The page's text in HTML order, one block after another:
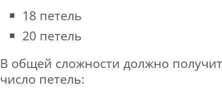
18 петель
20 петель
В общей сложности должно
число петель: